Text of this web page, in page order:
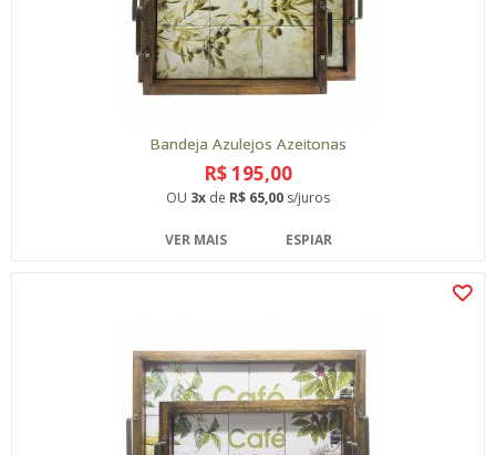
Bandeja Azulejos Azeitonas
R$ 195,00
OU 3x de R$ 65,00 s/juros
VER MAIS ESPIAR